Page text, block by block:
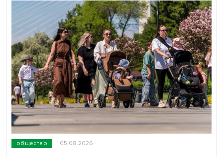
общество 05.08.2026